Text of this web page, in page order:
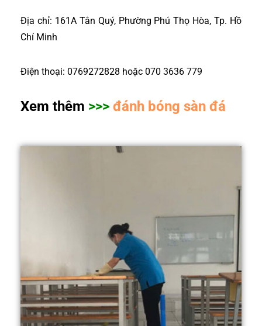
Địa chỉ: 161A Tân Quý, Phường Phú Thọ Hòa, Tp. Hồ
Chí Minh
Điện thoại: 0769272828 hoặc 070 3636 779
Xem thêm >>> đánh bóng sàn đá